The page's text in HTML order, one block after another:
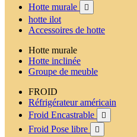
Hotte murale

hotte ilot
Accessoires de hotte
Hotte murale
Hotte inclinée
Groupe de meuble
FROID
Réfrigérateur américain
Froid Encastrable

Froid Pose libre 